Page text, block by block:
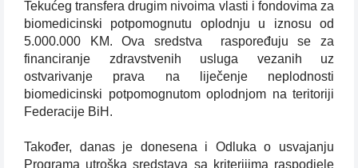
Tekućeg transfera drugim nivoima vlasti i fondovima za
biomedicinski potpomognutu oplodnju u iznosu od
5.000.000 KM. Ova sredstva
raspoređuju se za
financiranje zdravstvenih usluga vezanih uz
ostvarivanje prava na liječenje neplodnosti
biomedicinski potpomognutom oplodnjom na teritoriji
Federacije BiH.
Također, danas je donesena i Odluka o usvajanju
Programa utroška sredstava sa kriterijima raspodjele